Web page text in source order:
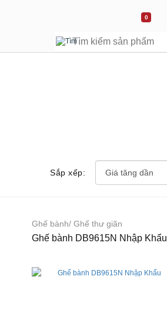
0
Sắp xếp:
Ghế bành/ Ghế thư giãn
Ghế bành DB9615N Nhập Khẩu